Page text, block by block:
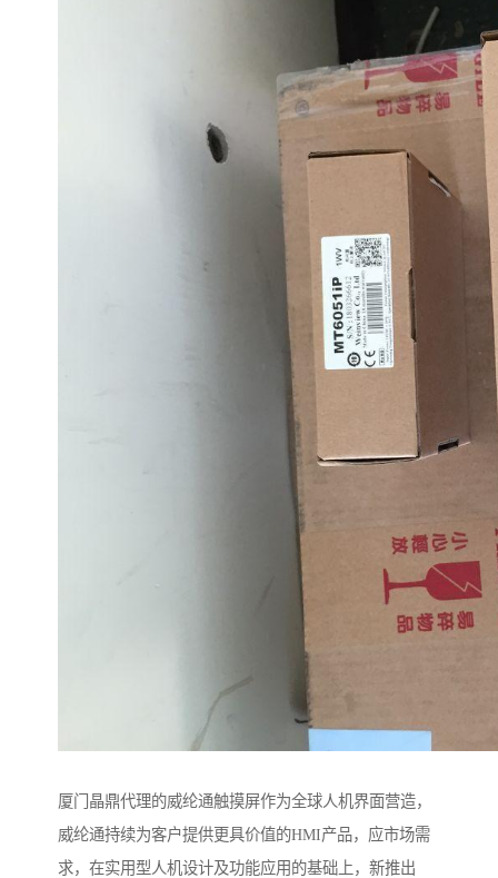
厦门晶鼎代理的威纶通触摸屏作为全球人机界面营造，
威纶通持续为客户提供更具价值的HMI产品，应市场需
求，在实用型人机设计及功能应用的基础上，新推出